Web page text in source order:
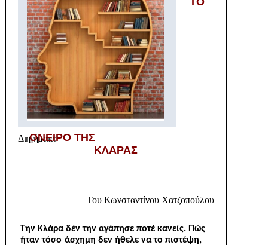
Διηγήματα:
ΟΝΕΙΡΟ ΤΗΣ
ΚΛΑΡΑΣ
Του Κωνσταντίνου Χατζοπούλου
Την Κλάρα δέν την αγάπησε ποτέ κανείς. Πώς
ήταν τόσο άσχημη δεν ήθελε να το πιστέψη,